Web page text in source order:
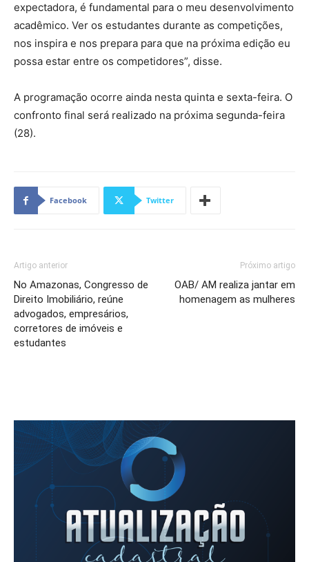
expectadora, é fundamental para o meu desenvolvimento
acadêmico. Ver os estudantes durante as competições,
nos inspira e nos prepara para que na próxima edição eu
possa estar entre os competidores”, disse.
A programação ocorre ainda nesta quinta e sexta-feira. O
confronto final será realizado na próxima segunda-feira
(28).
Facebook Twitter
Artigo anterior
No Amazonas, Congresso de
Direito Imobiliário, reúne
advogados, empresários,
corretores de imóveis e
estudantes
Próximo artigo
OAB/ AM realiza jantar em
homenagem as mulheres